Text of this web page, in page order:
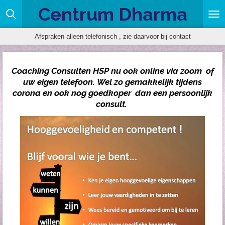
Ga
direct
naar
hoofdinhoud
Centrum Dharma
Afspraken alleen telefonisch , zie daarvoor bij contact
Coaching Consulten HSP nu ook online via zoom of
uw eigen telefoon. Wel zo gemakkelijk tijdens
corona en ook nog goedkoper dan een persoonlijk
consult.